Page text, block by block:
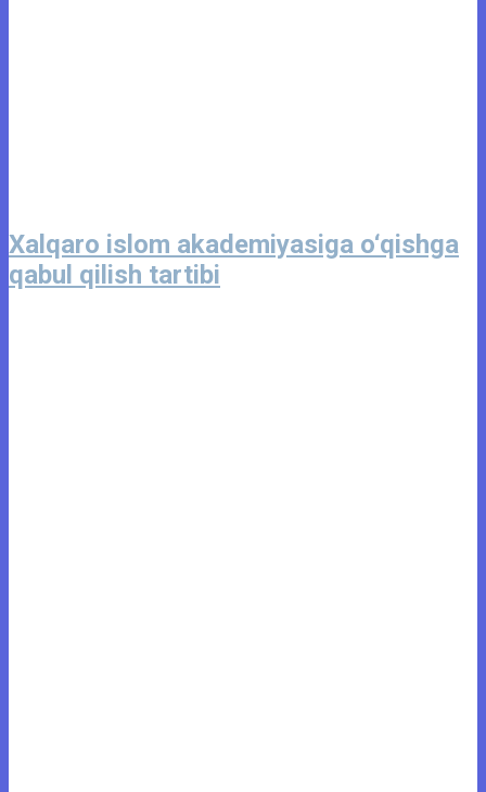
Xalqaro islom akademiyasiga o‘qishga
qabul qilish tartibi